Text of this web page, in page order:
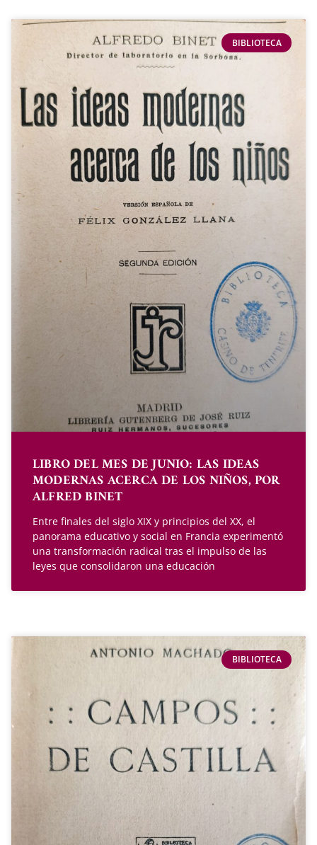
BIBLIOTECA
LIBRO DEL MES DE JUNIO: LAS IDEAS
MODERNAS ACERCA DE LOS NIÑOS, POR
ALFRED BINET
Entre finales del siglo XIX y principios del XX, el
panorama educativo y social en Francia experimentó
una transformación radical tras el impulso de las
leyes que consolidaron una educación
BIBLIOTECA